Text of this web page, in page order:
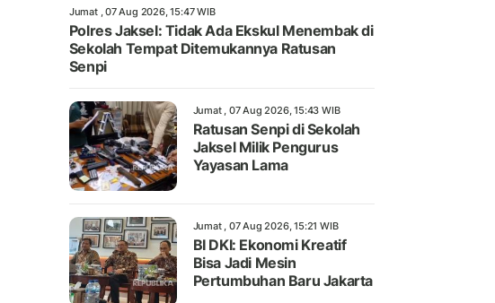
Jumat , 07 Aug 2026, 15:47 WIB
Polres Jaksel: Tidak Ada Ekskul Menembak di
Sekolah Tempat Ditemukannya Ratusan
Senpi
Jumat , 07 Aug 2026, 15:43 WIB
Ratusan Senpi di Sekolah
Jaksel Milik Pengurus
Yayasan Lama
Jumat , 07 Aug 2026, 15:21 WIB
BI DKI: Ekonomi Kreatif
Bisa Jadi Mesin
Pertumbuhan Baru Jakarta